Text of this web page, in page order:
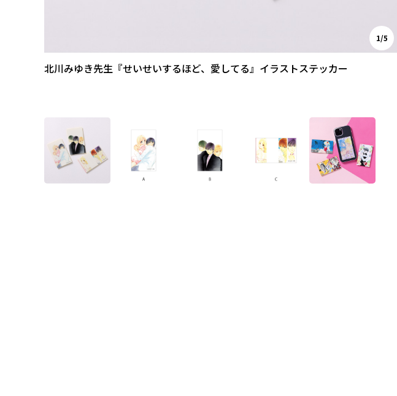
北川みゆき先生『せいせいするほど、愛してる』イラストステッカー
1/5